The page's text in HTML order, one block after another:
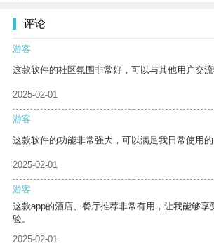
评论
游客
这款软件的社区氛围非常好，可以与其他用户交流
2025-02-01
游客
这款软件的功能非常强大，可以满足我日常使用的
2025-02-01
游客
这款app的酒店、餐厅推荐非常有用，让我能够享
验。
2025-02-01